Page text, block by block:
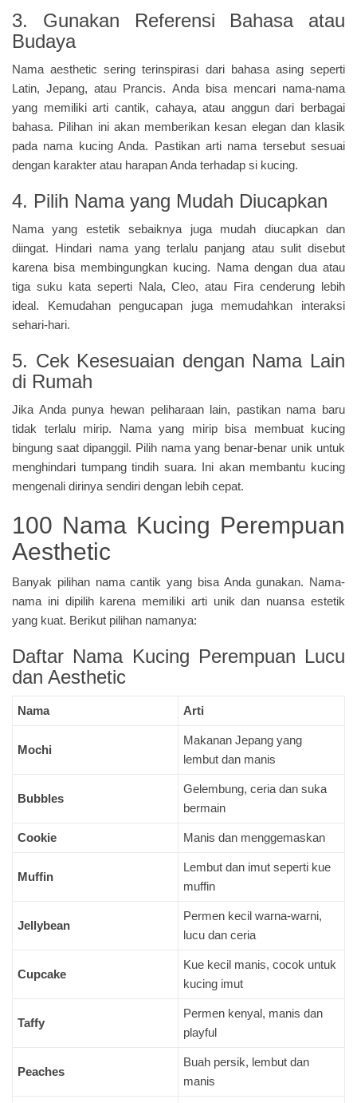
3. Gunakan Referensi Bahasa atau
Budaya
Nama aesthetic sering terinspirasi dari bahasa asing seperti
Latin, Jepang, atau Prancis. Anda bisa mencari nama-nama
yang memiliki arti cantik, cahaya, atau anggun dari berbagai
bahasa. Pilihan ini akan memberikan kesan elegan dan klasik
pada nama kucing Anda. Pastikan arti nama tersebut sesuai
dengan karakter atau harapan Anda terhadap si kucing.
4. Pilih Nama yang Mudah Diucapkan
Nama yang estetik sebaiknya juga mudah diucapkan dan
diingat. Hindari nama yang terlalu panjang atau sulit disebut
karena bisa membingungkan kucing. Nama dengan dua atau
tiga suku kata seperti Nala, Cleo, atau Fira cenderung lebih
ideal. Kemudahan pengucapan juga memudahkan interaksi
sehari-hari.
5. Cek Kesesuaian dengan Nama Lain
di Rumah
Jika Anda punya hewan peliharaan lain, pastikan nama baru
tidak terlalu mirip. Nama yang mirip bisa membuat kucing
bingung saat dipanggil. Pilih nama yang benar-benar unik untuk
menghindari tumpang tindih suara. Ini akan membantu kucing
mengenali dirinya sendiri dengan lebih cepat.
100 Nama Kucing Perempuan
Aesthetic
Banyak pilihan nama cantik yang bisa Anda gunakan. Nama-
nama ini dipilih karena memiliki arti unik dan nuansa estetik
yang kuat. Berikut pilihan namanya:
Daftar Nama Kucing Perempuan Lucu
dan Aesthetic
Nama Arti
Mochi
Makanan Jepang yang
lembut dan manis
Bubbles
Gelembung, ceria dan suka
bermain
Cookie Manis dan menggemaskan
Muffin
Lembut dan imut seperti kue
muffin
Jellybean
Permen kecil warna-warni,
lucu dan ceria
Cupcake
Kue kecil manis, cocok untuk
kucing imut
Taffy
Permen kenyal, manis dan
playful
Peaches
Buah persik, lembut dan
manis